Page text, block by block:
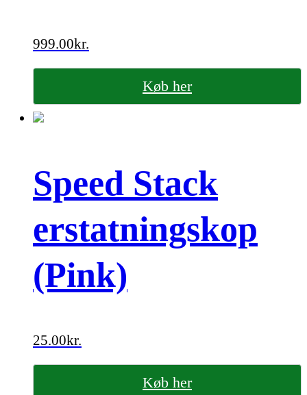
999.00kr.
Køb her
Speed Stack
erstatningskop
(Pink)
25.00kr.
Køb her